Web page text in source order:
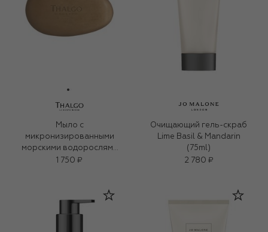
Мыло с
микронизированными
морскими водорослями
для лица и тела (100g)
1 750 ₽
Очищающий гель-скраб
Lime Basil & Mandarin
(75ml)
2 780 ₽